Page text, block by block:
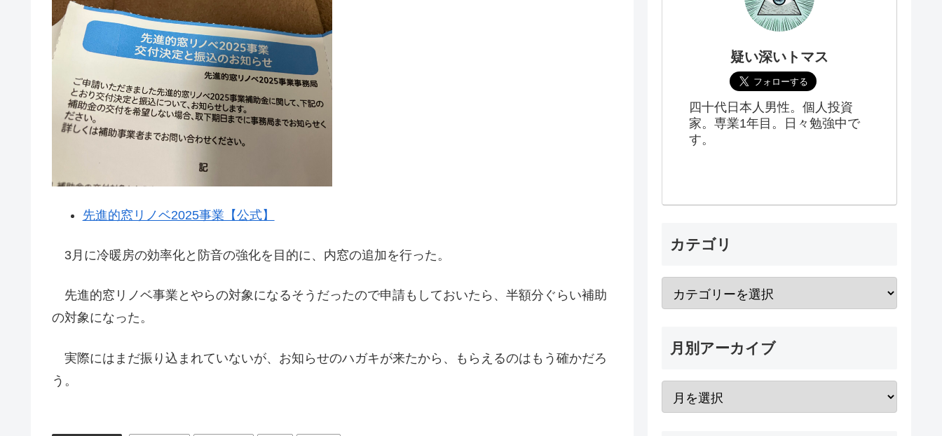
先進的窓リノベ2025事業【公式】
3月に冷暖房の効率化と防音の強化を目的に、内窓の追加を行った。
先進的窓リノベ事業とやらの対象になるそうだったので申請もしておいたら、半額分ぐらい補助
の対象になった。
実際にはまだ振り込まれていないが、お知らせのハガキが来たから、もらえるのはもう確かだろ
う。
疑い深いトマス
四十代日本人男性。個人投資
家。専業1年目。日々勉強中で
す。
カテゴリ
月別アーカイブ